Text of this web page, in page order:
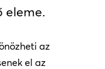
eleme.
az
el az